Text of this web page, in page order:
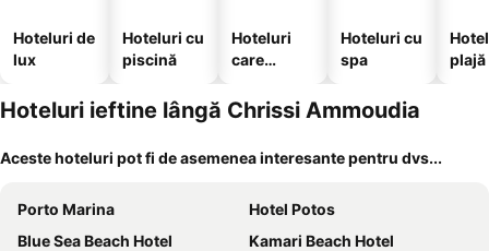
Hoteluri de
lux
Hoteluri cu
piscină
Hoteluri
care
animale
Hoteluri cu
spa
plajă
Hoteluri ieftine lângă Chrissi Ammoudia
Aceste hoteluri pot fi de asemenea interesante pentru dvs...
Porto Marina
Hotel Potos
Blue Sea Beach Hotel
Kamari Beach Hotel